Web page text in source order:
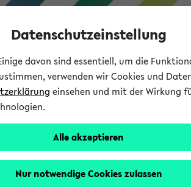
Hinweise zur Kombisuche
Datenschutzeinstellung
davon sind essentiell, um die
verwenden wir Cookies und
einsehen und mit der Wirkung
Alle akzeptieren
Nur notwendige Cookies zulassen